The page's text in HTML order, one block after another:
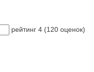
рейтинг 4 (120 оценок)